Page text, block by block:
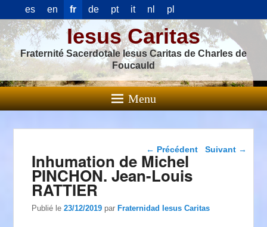
es en fr de pt it nl pl
Iesus Caritas
Fraternité Sacerdotale Iesus Caritas de Charles de
Foucauld
Menu
Navigation dans les
← Précédent Suivant →
Inhumation de Michel
PINCHON. Jean-Louis
RATTIER
Publié le23/12/2019 parFraternidad Iesus Caritas